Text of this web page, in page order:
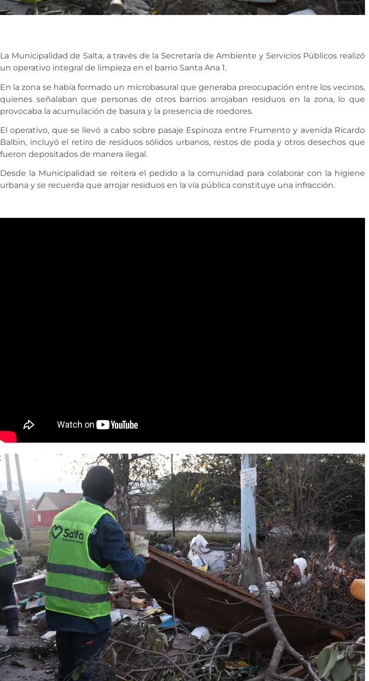
La Municipalidad de Salta, a través de la Secretaría de Ambiente y Servicios Públicos realizó
un operativo integral de limpieza en el barrio Santa Ana 1.
En la zona se había formado un microbasural que generaba preocupación entre los vecinos,
quienes señalaban que personas de otros barrios arrojaban residuos en la zona, lo que
provocaba la acumulación de basura y la presencia de roedores.
El operativo, que se llevó a cabo sobre pasaje Espinoza entre Frumento y avenida Ricardo
Balbin, incluyó el retiro de residuos sólidos urbanos, restos de poda y otros desechos que
fueron depositados de manera ilegal.
Desde la Municipalidad se reitera el pedido a la comunidad para colaborar con la higiene
urbana y se recuerda que arrojar residuos en la vía pública constituye una infracción.